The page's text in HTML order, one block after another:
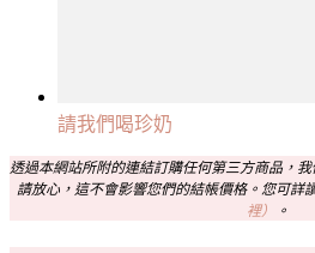
請我們喝珍奶
透過本網站所附的連結訂購任何第三方商品，
請放心，這不會影響您們的結帳價格。您可詳
裡）
。